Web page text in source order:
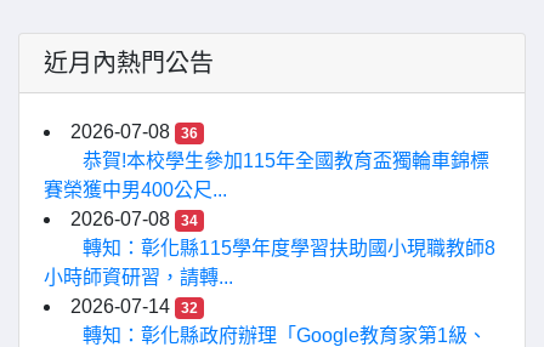
近月內熱門公告
2026-07-08 36
恭賀!本校學生參加115年全國教育盃獨輪車錦標
賽榮獲中男400公尺...
2026-07-08
34
轉知：彰化縣115學年度學習扶助國小現職教師8
小時師資研習，請轉...
2026-07-14
32
轉知：彰化縣政府辦理「Google教育家第1級、